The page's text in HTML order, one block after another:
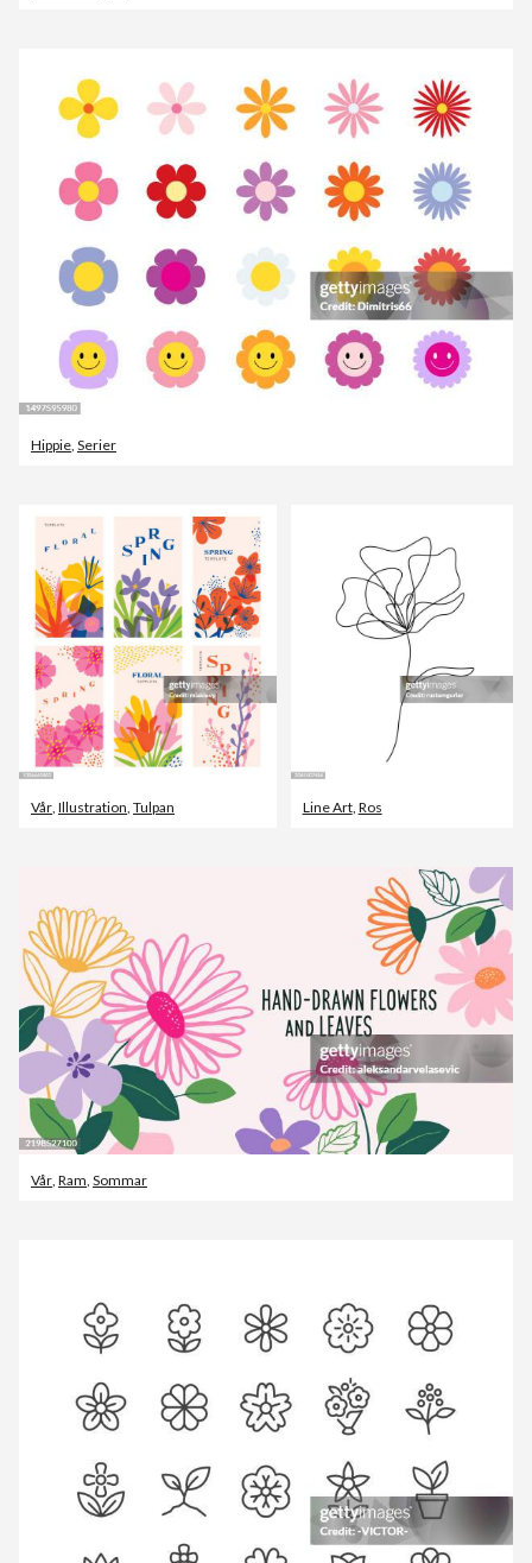
Hippie, Serier
Vår Illustration Tulpan Line Art, Ros
Vår, Ram, Sommar